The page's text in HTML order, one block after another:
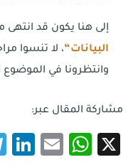
إلى هنا يكون قد
البيانات“، لا تنسوا
وانتظرونا في الموضوع
مشاركة المقال عبر:
X